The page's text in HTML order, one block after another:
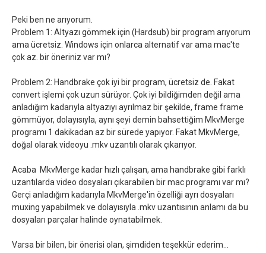
Peki ben ne arıyorum.
Problem 1: Altyazı gömmek için (Hardsub) bir program arıyorum
ama ücretsiz. Windows için onlarca alternatif var ama mac'te
çok az. bir öneriniz var mı?
Problem 2: Handbrake çok iyi bir program, ücretsiz de. Fakat
convert işlemi çok uzun sürüyor. Çok iyi bildiğimden değil ama
anladığım kadarıyla altyazıyı ayrılmaz bir şekilde, frame frame
gömmüyor, dolayısıyla, aynı şeyi demin bahsettiğim MkvMerge
programı 1 dakikadan az bir sürede yapıyor. Fakat MkvMerge,
doğal olarak videoyu .mkv uzantılı olarak çıkarıyor.
Acaba MkvMerge kadar hızlı çalışan, ama handbrake gibi farklı
uzantılarda video dosyaları çıkarabilen bir mac programı var mı?
Gerçi anladığım kadarıyla MkvMerge'in özelliği ayrı dosyaları
muxing yapabilmek ve dolayısıyla .mkv uzantısının anlamı da bu
dosyaları parçalar halinde oynatabilmek.
Varsa bir bilen, bir önerisi olan, şimdiden teşekkür ederim...